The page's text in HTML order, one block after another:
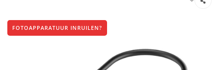
FOTOAPPARATUUR INRUILEN?